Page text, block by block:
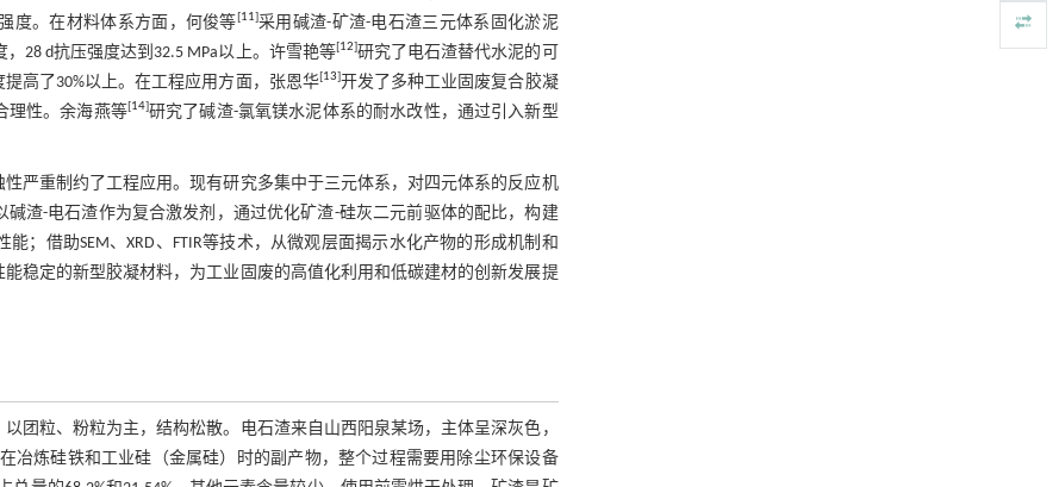
度。在材料体系方面，何俊等[11]采用碱渣-矿渣-电石渣三元体系固化淤泥
28 d抗压强度达到32.5 MPa以上。许雪艳等[12]研究了电石渣替代水泥的可
高了30%以上。在工程应用方面，张恩华[13]开发了多种工业固废复合胶凝
理性。余海燕等[14]研究了碱渣-氯氧镁水泥体系的耐水改性，通过引入新型
严重制约了工程应用。现有研究多集中于三元体系，对四元体系的反应机
渣-电石渣作为复合激发剂，通过优化矿渣-硅灰二元前驱体的配比，构建
；借助SEM、XRD、FTIR等技术，从微观层面揭示水化产物的形成机制和
稳定的新型胶凝材料，为工业固废的高值化利用和低碳建材的创新发展提
团粒、粉粒为主，结构松散。电石渣来自山西阳泉某场，主体呈深灰色，
冶炼硅铁和工业硅（金属硅）时的副产物，整个过程需要用除尘环保设备